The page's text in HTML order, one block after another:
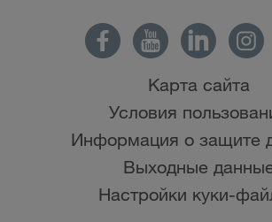
Карта сайта
Условия
Информация о защите
Выходные
Настройки куки-